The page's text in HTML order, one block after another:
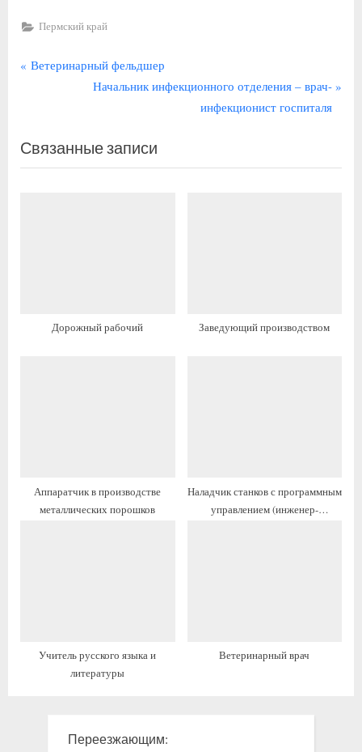
Пермский край
Навигация
П
ы
д
Ветеринарный фельдшер
С
д
у
Начальник инфекционного отделения – врач-
инфекционист госпиталя
Связанные записи
Дорожный рабочий Заведующий производством
Аппаратчик в производстве
металлических порошков
Наладчик станков с программным
управлением (инженер-
Учитель русского языка и
литературы
Ветеринарный врач
Переезжающим: